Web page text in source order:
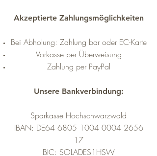
Akzeptierte Zahlungsmöglichkeiten
Bei Abholung: Zahlung bar oder EC-Karte
Vorkasse per Überweisung
Zahlung per PayPal
Unsere Bankverbindung:
Sparkasse Hochschwarzwald
IBAN: DE64 6805 1004 0004 2656
17
BIC: SOLADES1HSW